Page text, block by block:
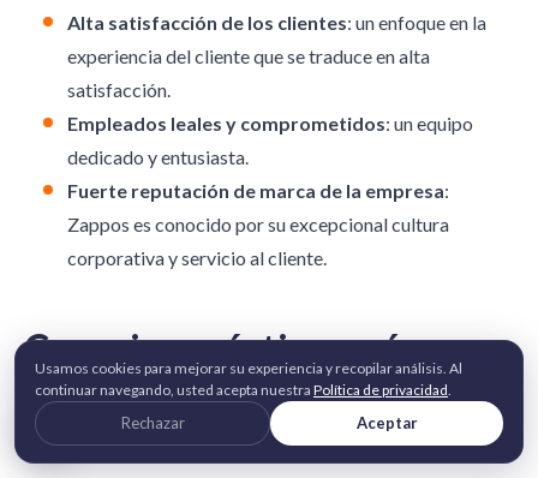
Alta satisfacción de los clientes: un enfoque en la
experiencia del cliente que se traduce en alta
satisfacción.
Empleados leales y comprometidos: un equipo
dedicado y entusiasta.
Fuerte reputación de marca de la empresa:
Zappos es conocido por su excepcional cultura
corporativa y servicio al cliente.
Consejos prácticos: cómo
impulsar tus estrategias EX
& EE
Usamos cookies para mejorar su experiencia y recopilar análisis. Al
continuar navegando, usted acepta nuestra Política de privacidad.
Rechazar Aceptar